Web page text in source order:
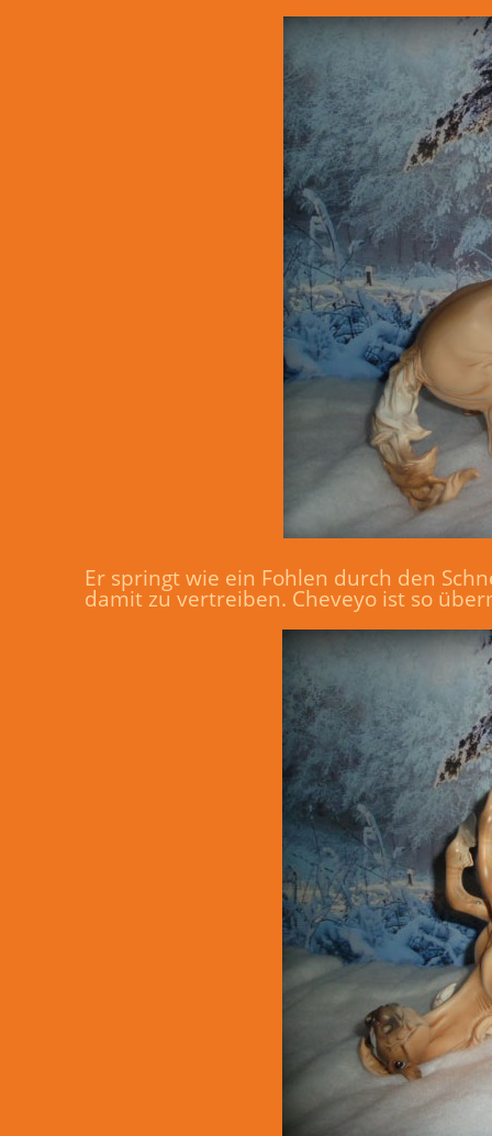
Er springt wie ein Fohlen durch den
damit zu vertreiben. Cheveyo ist so